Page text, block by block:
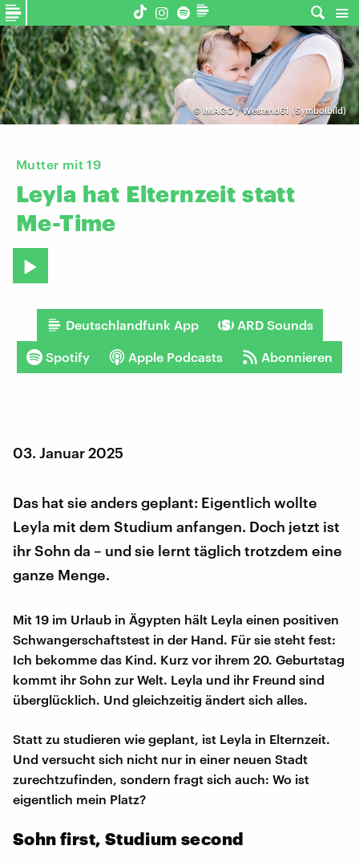
© IMAGO / Westend61 (Symbolbild)
Mutter mit 19
Leyla hat Elternzeit statt
Me-Time
Deutschlandfunk App ARD Sounds
Spotify Apple Podcasts Abonnieren
03. Januar 2025
Das hat sie anders geplant: Eigentlich wollte
Leyla mit dem Studium anfangen. Doch jetzt ist
ihr Sohn da – und sie lernt täglich trotzdem eine
ganze Menge.
Mit 19 im Urlaub in Ägypten hält Leyla einen positiven
Schwangerschaftstest in der Hand. Für sie steht fest:
Ich bekomme das Kind. Kurz vor ihrem 20. Geburtstag
kommt ihr Sohn zur Welt. Leyla und ihr Freund sind
überglücklich. Und gleichzeitig ändert sich alles.
Statt zu studieren wie geplant, ist Leyla in Elternzeit.
Und versucht sich nicht nur in einer neuen Stadt
zurechtzufinden, sondern fragt sich auch: Wo ist
eigentlich mein Platz?
Sohn first, Studium second